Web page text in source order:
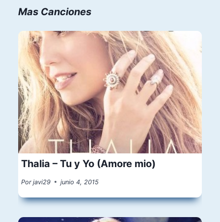
Mas Canciones
Thalia – Tu y Yo (Amore mio)
Por javi29 junio 4, 2015